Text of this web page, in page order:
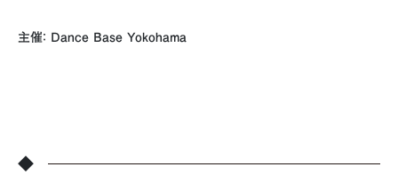
主催： Dance Base Yokohama
◆